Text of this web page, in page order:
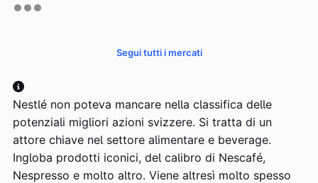
Segui tutti i mercati
Nestlé non poteva mancare nella classifica delle
potenziali migliori azioni svizzere. Si tratta di un
attore chiave nel settore alimentare e beverage.
Ingloba prodotti iconici, del calibro di Nescafé,
Nespresso e molto altro. Viene altresì molto spesso